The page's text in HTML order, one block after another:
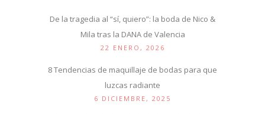
De la tragedia al “sí, quiero”: la boda de Nico &
Mila tras la DANA de Valencia
22 ENERO, 2026
8 Tendencias de maquillaje de bodas para que
luzcas radiante
6 DICIEMBRE, 2025